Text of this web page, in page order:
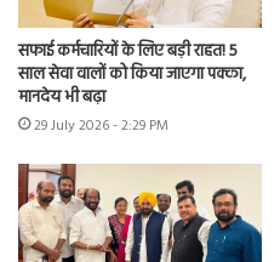
सफाई कर्मचारियों के लिए बड़ी राहत! 5
साल सेवा वालों को किया जाएगा पक्का,
मानदेय भी बढ़ा
29 July 2026 - 2:29 PM